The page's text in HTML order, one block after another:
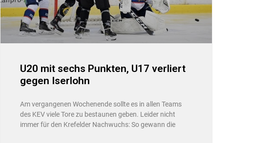
U20 mit sechs Punkten, U17 verliert
gegen Iserlohn
Am vergangenen Wochenende sollte es in allen Teams
des KEV viele Tore zu bestaunen geben. Leider nicht
immer für den Krefelder Nachwuchs: So gewann die